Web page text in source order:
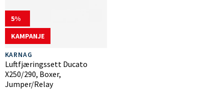
5
KAMPANJE
KARNAG
Luftfjæringssett Ducato
X250/290, Boxer,
Jumper/Relay